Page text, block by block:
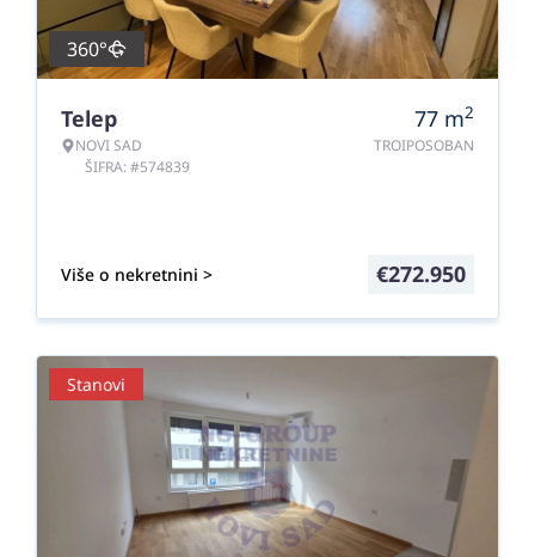
360°
Telep
NOVI SAD
ŠIFRA: #574839
77 m2
TROIPOSOBAN
Više o nekretnini > €272.950
Stanovi